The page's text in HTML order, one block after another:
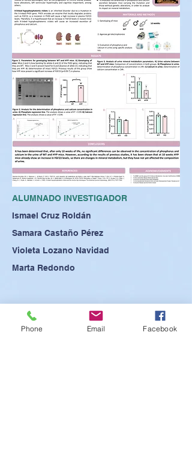
ALUMNADO INVESTIGADOR
Ismael Cruz Roldán
Samara Castaño Pérez
Violeta Lozano Navidad
Marta Redondo
Phone Email Facebook